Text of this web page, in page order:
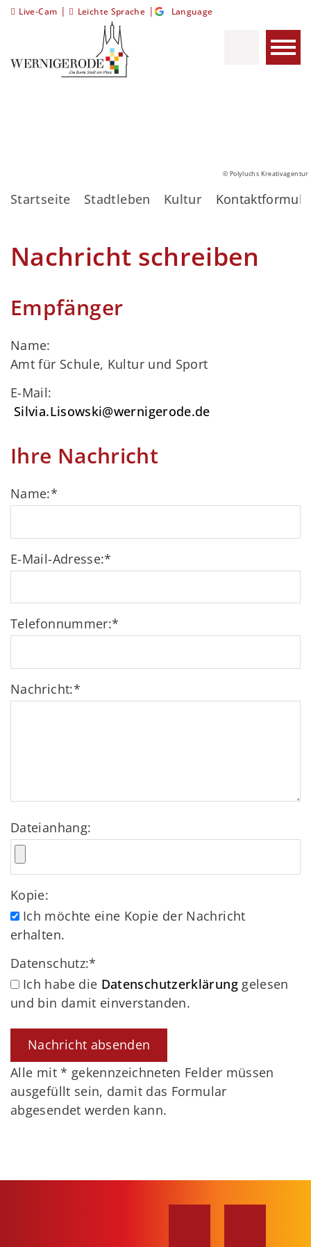
Live-Cam | Leichte Sprache | Language
© Polyluchs Kreativagentur
Startseite Stadtleben Kultur
Nachricht schreiben
Empfänger
Name:
Amt für Schule, Kultur und Sport
E-Mail:
Silvia.Lisowski@wernigerode.de
Ihre Nachricht
Name:*
E-Mail-Adresse:*
Telefonnummer:*
Nachricht:*
Dateianhang:
Kopie:
Ich möchte eine Kopie der Nachricht
erhalten.
Datenschutz:*
Ich habe die Datenschutzerklärunggelesen
und bin damit einverstanden.
Alle mit* gekennzeichneten Felder müssen
ausgefüllt sein, damit das Formular
abgesendet werden kann.